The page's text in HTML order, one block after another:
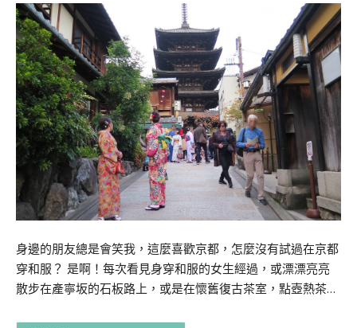
身邊的朋友總是會笑我，這麼喜歡京都，怎麼沒有試過在京都
穿和服？ 是啊！每次看見身穿和服的女生經過，或漂漂亮亮
散步在產寧坂的石板路上，或是在懷舊復古茶室，點壺熱茶…